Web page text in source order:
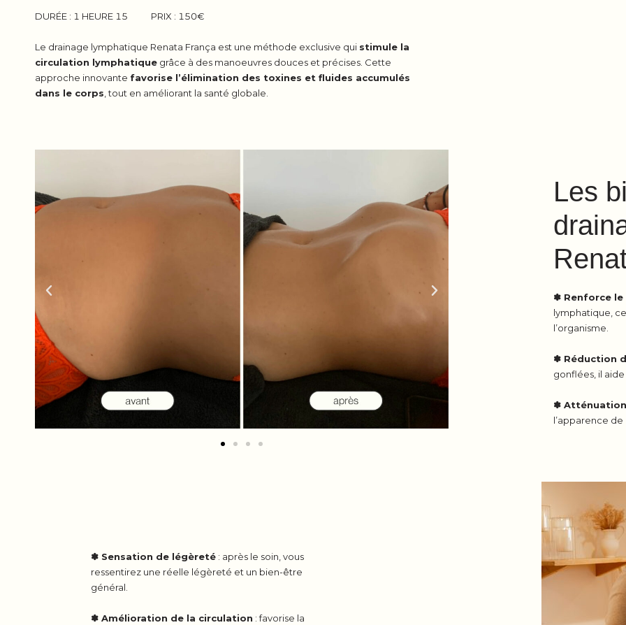
DURÉE : 1 HEURE 15​ PRIX : 150€
Le drainage lymphatique Renata França est une méthode exclusive qui stimule la
circulation lymphatique grâce à des manoeuvres douces et précises. Cette
approche innovante favorise l’élimination des toxines et fluides accumulés
dans le corps , tout en améliorant la santé globale.
Les
✽ Renforce
lymphatique,
l’organisme.
✽ Réduction
gonflées, il
✽
l’apparence
✽ Sensation de légèreté : après le soin, vous
ressentirez une réelle légèreté et un bien-être
général.
✽ Amélioration de la circulation : favorise la